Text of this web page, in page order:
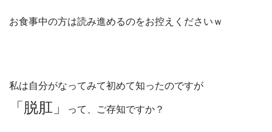
お食事中の方は読み進めるのをお控えくださいｗ
私は自分がなってみて初めて知ったのですが
「脱肛」 って、ご存知ですか？